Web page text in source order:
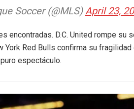
Soccer (@MLS)April 23,
encontradas. D.C. United rompe su
Red Bulls confirma su fragilidad
espectáculo.